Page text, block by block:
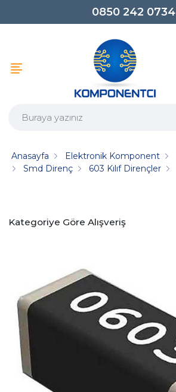
0850 242 0734
Anasayfa Elektronik Komponent
Smd Direnç
603 Kılıf Dirençler
Kategoriye Göre Alışveriş